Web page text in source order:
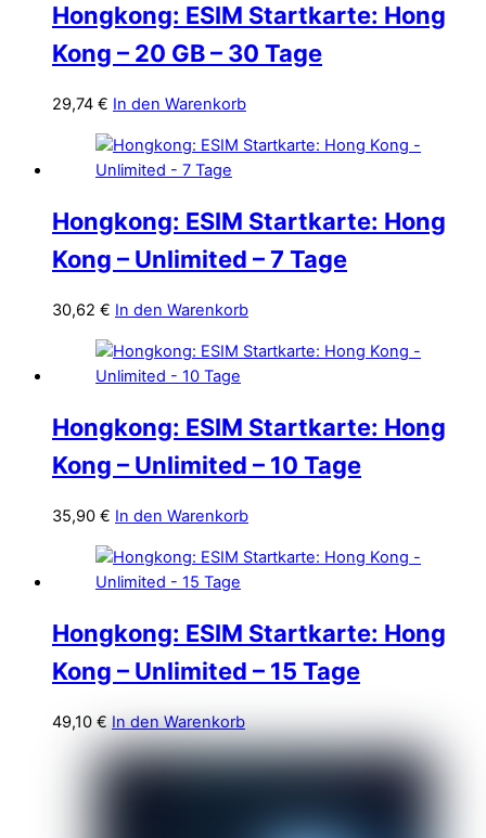
Hongkong: ESIM Startkarte: Hong
Kong – 20 GB – 30 Tage
29,74 € In den Warenkorb
Hongkong: ESIM Startkarte: Hong
Kong – Unlimited – 7 Tage
30,62 € In den Warenkorb
Hongkong: ESIM Startkarte: Hong
Kong – Unlimited – 10 Tage
35,90 € In den Warenkorb
Hongkong: ESIM Startkarte: Hong
Kong – Unlimited – 15 Tage
49,10 € In den Warenkorb